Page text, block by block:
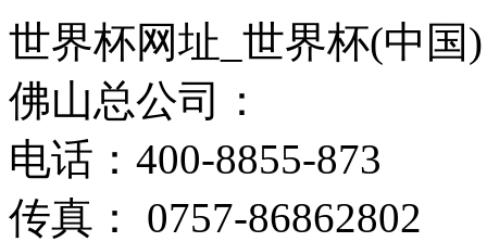
世界杯网址_世界杯(中国)
佛山总公司：
电话：400-8855-873
传真： 0757-86862802